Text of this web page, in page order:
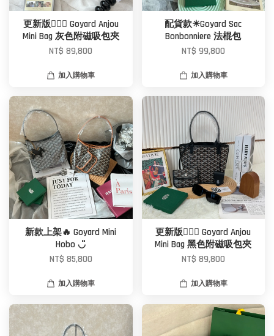
更新版🙆🏼‍♀️ Goyard Anjou
Mini Bag 灰色附磁吸包夾
NT$ 89,800
加入購物車
配貨款☀Goyard Sac
Bonbonniere 法棍包
NT$ 99,800
加入購物車
新款上架🔥 Goyard Mini
Hobo ◡̈
NT$ 85,800
加入購物車
更新版🙆🏼‍♀️ Goyard Anjou
Mini Bag 黑色附磁吸包夾
NT$ 89,800
加入購物車